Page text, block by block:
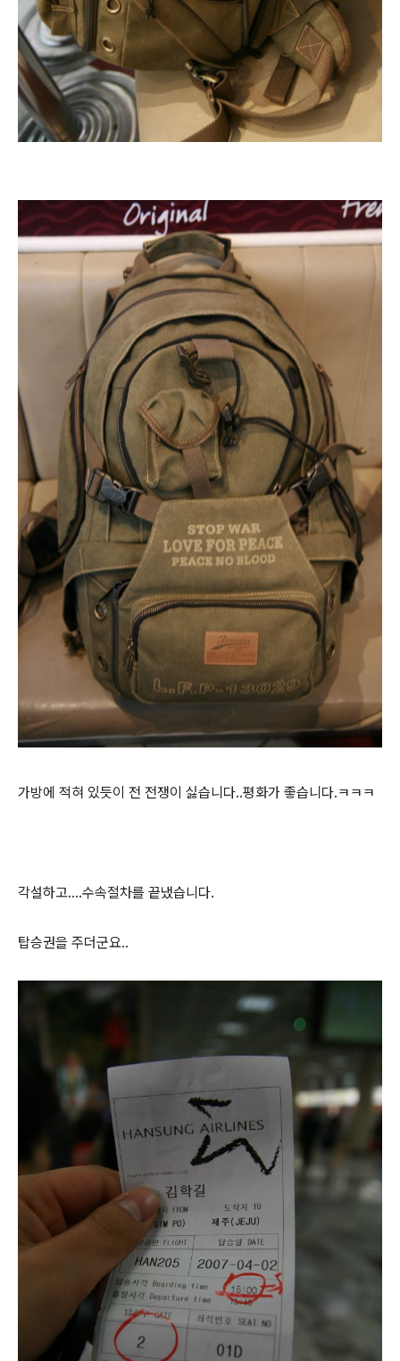
가방에 적혀 있듯이 전 전쟁이 싫습니다..평화가 좋습니다.ㅋㅋㅋ
각설하고....수속절차를 끝냈습니다.
탑승권을 주더군요..